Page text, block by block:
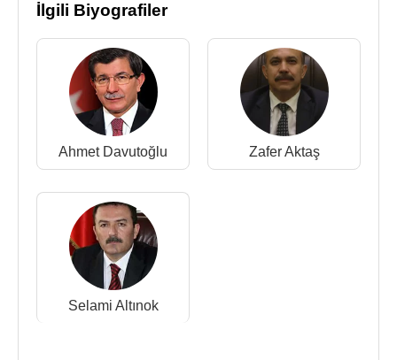
Mustafa Çalışkan, 16 Haziran
Emniyet Genel Müdür Yardımcılığı görevine atandı.
YerineZafer Aktaş
Kaynak:Biyografiler.com
İlgili Biyografiler
Ahmet Davutoğlu Zafer Aktaş
Selami Altınok